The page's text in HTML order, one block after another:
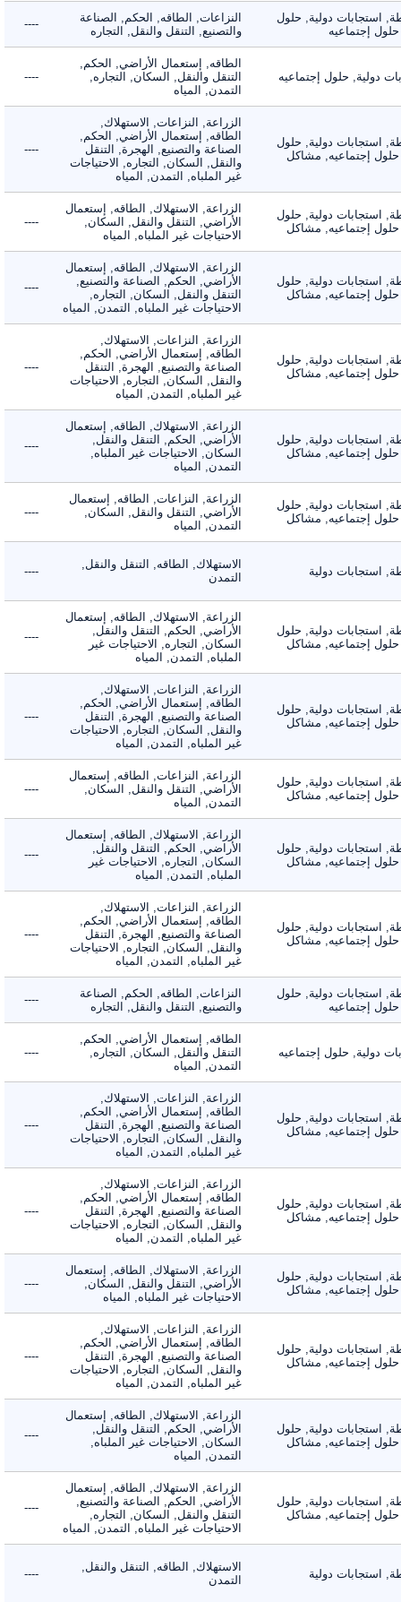
استجابات دولية, حلول
إجتماعيه
النزاعات, الطاقه, الحكم, الصناعة
والتصنيع, التنقل والنقل, التجاره
----
دولية, حلول إجتماعيه
الطاقه, إستعمال الأراضي, الحكم,
التنقل والنقل, السكان, التجاره,
التمدن, المياه
----
استجابات دولية, حلول
إجتماعيه, مشاكل
الزراعة, النزاعات, الاستهلاك,
الطاقه, إستعمال الأراضي, الحكم,
الصناعة والتصنيع, الهجرة, التنقل
والنقل, السكان, التجاره, الاحتياجات
غير الملباه, التمدن, المياه
----
استجابات دولية, حلول
إجتماعيه, مشاكل
الزراعة, الاستهلاك, الطاقه, إستعمال
الأراضي, التنقل والنقل, السكان,
الاحتياجات غير الملباه, المياه
----
استجابات دولية, حلول
إجتماعيه, مشاكل
الزراعة, الاستهلاك, الطاقه, إستعمال
الأراضي, الحكم, الصناعة والتصنيع,
التنقل والنقل, السكان, التجاره,
الاحتياجات غير الملباه, التمدن, المياه
----
استجابات دولية, حلول
إجتماعيه, مشاكل
الزراعة, النزاعات, الاستهلاك,
الطاقه, إستعمال الأراضي, الحكم,
الصناعة والتصنيع, الهجرة, التنقل
والنقل, السكان, التجاره, الاحتياجات
غير الملباه, التمدن, المياه
----
استجابات دولية, حلول
إجتماعيه, مشاكل
الزراعة, الاستهلاك, الطاقه, إستعمال
الأراضي, الحكم, التنقل والنقل,
السكان, الاحتياجات غير الملباه,
التمدن, المياه
----
استجابات دولية, حلول
إجتماعيه, مشاكل
الزراعة, النزاعات, الطاقه, إستعمال
الأراضي, التنقل والنقل, السكان,
التمدن, المياه
----
دولية
الاستهلاك, الطاقه, التنقل والنقل,
التمدن
----
استجابات دولية, حلول
إجتماعيه, مشاكل
الزراعة, الاستهلاك, الطاقه, إستعمال
الأراضي, الحكم, التنقل والنقل,
السكان, التجاره, الاحتياجات غير
الملباه, التمدن, المياه
----
استجابات دولية, حلول
إجتماعيه, مشاكل
الزراعة, النزاعات, الاستهلاك,
الطاقه, إستعمال الأراضي, الحكم,
الصناعة والتصنيع, الهجرة, التنقل
والنقل, السكان, التجاره, الاحتياجات
غير الملباه, التمدن, المياه
----
استجابات دولية, حلول
إجتماعيه, مشاكل
الزراعة, النزاعات, الطاقه, إستعمال
الأراضي, التنقل والنقل, السكان,
التمدن, المياه
----
استجابات دولية, حلول
إجتماعيه, مشاكل
الزراعة, الاستهلاك, الطاقه, إستعمال
الأراضي, الحكم, التنقل والنقل,
السكان, التجاره, الاحتياجات غير
الملباه, التمدن, المياه
----
استجابات دولية, حلول
إجتماعيه, مشاكل
الزراعة, النزاعات, الاستهلاك,
الطاقه, إستعمال الأراضي, الحكم,
الصناعة والتصنيع, الهجرة, التنقل
والنقل, السكان, التجاره, الاحتياجات
غير الملباه, التمدن, المياه
----
استجابات دولية, حلول
إجتماعيه
النزاعات, الطاقه, الحكم, الصناعة
والتصنيع, التنقل والنقل, التجاره
----
دولية, حلول إجتماعيه
الطاقه, إستعمال الأراضي, الحكم,
التنقل والنقل, السكان, التجاره,
التمدن, المياه
----
استجابات دولية, حلول
إجتماعيه, مشاكل
الزراعة, النزاعات, الاستهلاك,
الطاقه, إستعمال الأراضي, الحكم,
الصناعة والتصنيع, الهجرة, التنقل
والنقل, السكان, التجاره, الاحتياجات
غير الملباه, التمدن, المياه
----
استجابات دولية, حلول
إجتماعيه, مشاكل
الزراعة, النزاعات, الاستهلاك,
الطاقه, إستعمال الأراضي, الحكم,
الصناعة والتصنيع, الهجرة, التنقل
والنقل, السكان, التجاره, الاحتياجات
غير الملباه, التمدن, المياه
----
استجابات دولية, حلول
إجتماعيه, مشاكل
الزراعة, الاستهلاك, الطاقه, إستعمال
الأراضي, التنقل والنقل, السكان,
الاحتياجات غير الملباه, المياه
----
استجابات دولية, حلول
إجتماعيه, مشاكل
الزراعة, النزاعات, الاستهلاك,
الطاقه, إستعمال الأراضي, الحكم,
الصناعة والتصنيع, الهجرة, التنقل
والنقل, السكان, التجاره, الاحتياجات
غير الملباه, التمدن, المياه
----
استجابات دولية, حلول
إجتماعيه, مشاكل
الزراعة, الاستهلاك, الطاقه, إستعمال
الأراضي, الحكم, التنقل والنقل,
السكان, الاحتياجات غير الملباه,
التمدن, المياه
----
استجابات دولية, حلول
إجتماعيه, مشاكل
الزراعة, الاستهلاك, الطاقه, إستعمال
الأراضي, الحكم, الصناعة والتصنيع,
التنقل والنقل, السكان, التجاره,
الاحتياجات غير الملباه, التمدن, المياه
----
دولية
الاستهلاك, الطاقه, التنقل والنقل,
التمدن
----